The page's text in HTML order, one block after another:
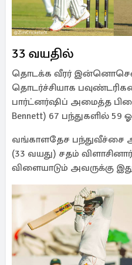
33 வயதில்
தொடக்க வீரர் இன்னொசென்ட்
தொடர்ச்சியாக
பார்ட்னர்ஷிப் அமைத்த
Bennett) 67 பந்துகளில்
வங்காளதேச பந்துவீச்சை
(33 வயது) சதம்
விளையாடும் அவருக்கு